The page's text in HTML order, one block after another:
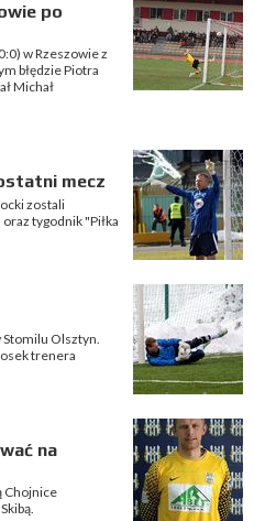
po
w Rzeszowie z
błędzie Piotra
Michał
mecz
zostali
tygodnik "Piłka
Stomilu Olsztyn.
trenera
na
Chojnice